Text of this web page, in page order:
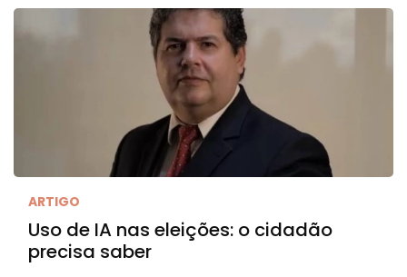
ARTIGO
Uso de IA nas eleições: o cidadão
precisa saber